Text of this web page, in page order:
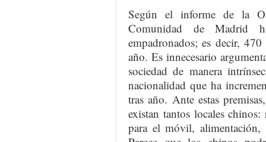
Según el informe de la
Comunidad de Madrid
empadronados; es decir,
año. Es innecesario
sociedad de manera
nacionalidad que ha
tras año. Ante estas
existan tantos locales chinos:
para el móvil,